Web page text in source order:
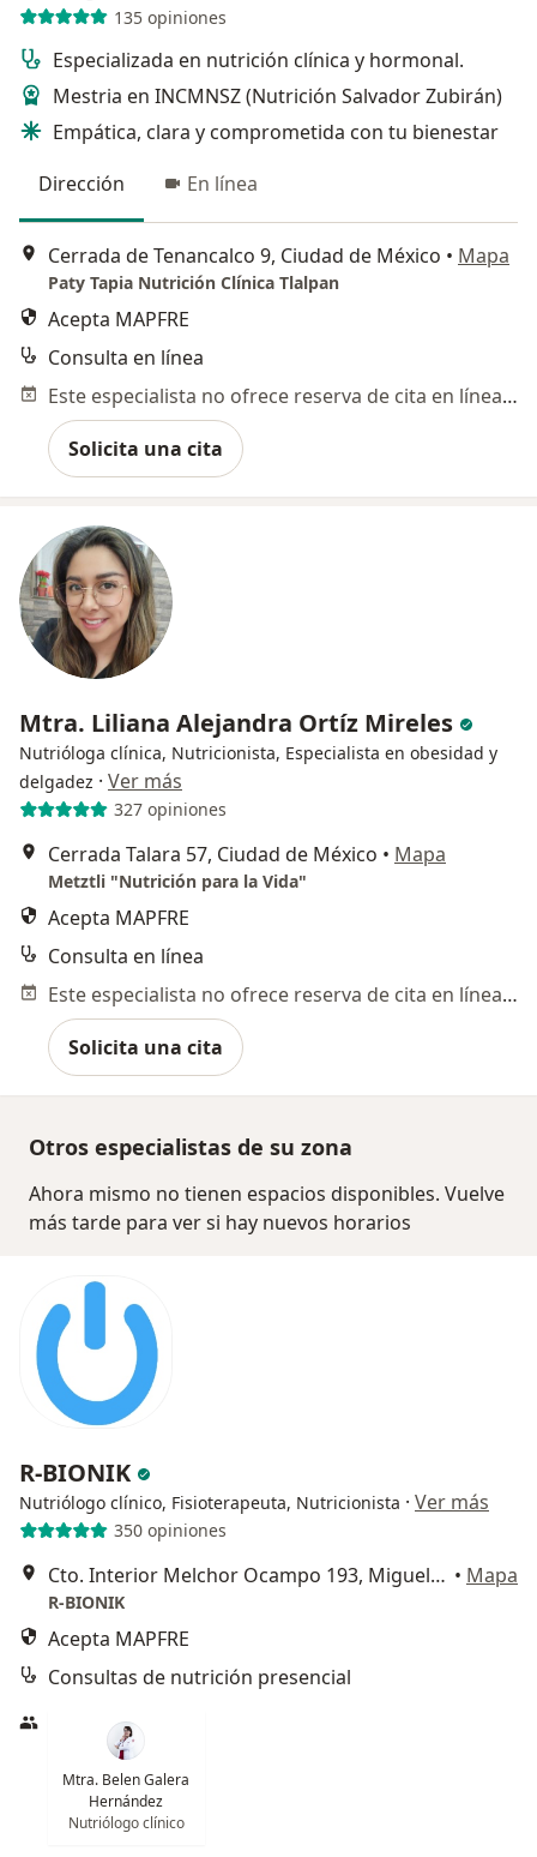
135 opiniones
Especializada en nutrición clínica y hormonal.
Mestria en INCMNSZ (Nutrición Salvador Zubirán)
Empática, clara y comprometida con tu bienestar
Dirección
En línea
Cerrada de Tenancalco 9, Ciudad de México • Mapa
Paty Tapia Nutrición Clínica Tlalpan
Acepta MAPFRE
Consulta en línea
Este especialista no ofrece reserva de cita en línea en esta dirección.
Solicita una cita
Mtra. Liliana Alejandra Ortíz Mireles
Nutrióloga clínica, Nutricionista, Especialista en obesidad y
delgadez · Ver más
327 opiniones
Cerrada Talara 57, Ciudad de México • Mapa
Metztli "Nutrición para la Vida"
Acepta MAPFRE
Consulta en línea
Este especialista no ofrece reserva de cita en línea en esta dirección.
Solicita una cita
Otros especialistas de su zona
Ahora mismo no tienen espacios disponibles. Vuelve
más tarde para ver si hay nuevos horarios
R-BIONIK
Nutriólogo clínico, Fisioterapeuta, Nutricionista · Ver más
350 opiniones
Cto. Interior Melchor Ocampo 193, Miguel Hidalgo • Mapa
R-BIONIK
Acepta MAPFRE
Consultas de nutrición presencial
Mtra. Belen Galera
Hernández
Nutriólogo clínico